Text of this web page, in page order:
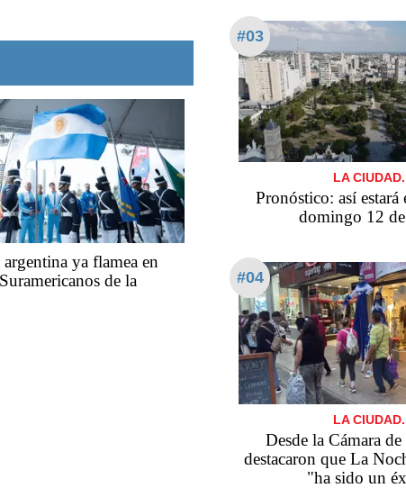
ya flamea en
de la
#03
LA CIUDAD.
Pronóstico: así
domingo 12
#04
LA CIUDAD.
Desde la Cámara
destacaron que La
"ha sido un